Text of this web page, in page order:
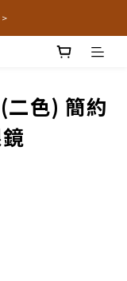
二色) 簡約